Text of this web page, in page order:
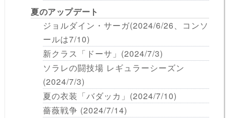
夏のアップデート
ジョルダイン・サーガ(2024/6/26、コンソ
ールは7/10)
新クラス「ドーサ」(2024/7/3)
ソラレの闘技場 レギュラーシーズン
(2024/7/3)
夏の衣装「バダッカ」(2024/7/10)
薔薇戦争 (2024/7/14)